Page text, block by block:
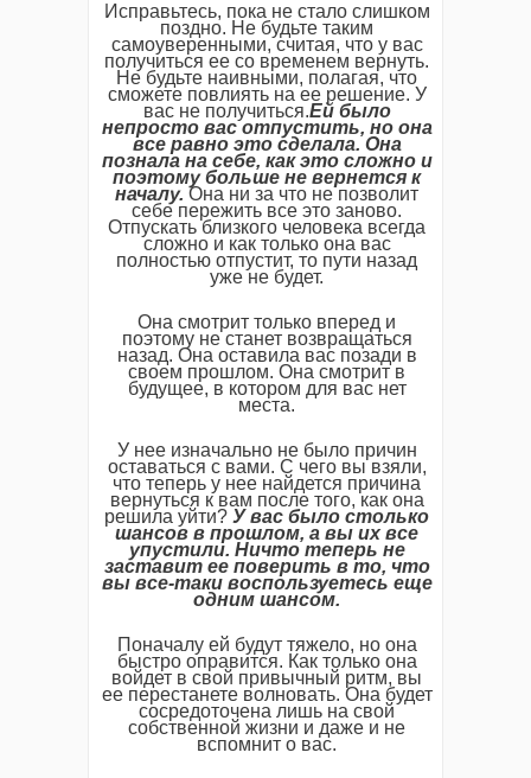
Исправьтесь, пока не стало слишком
поздно. Не будьте таким
самоуверенными, считая, что у вас
получиться ее со временем вернуть.
Не будьте наивными, полагая, что
сможете повлиять на ее решение. У
вас не получиться.Ей было
непросто вас отпустить, но она
все равно это сделала. Она
познала на себе, как это сложно и
поэтому больше не вернется к
началу. Она ни за что не позволит
себе пережить все это заново.
Отпускать близкого человека всегда
сложно и как только она вас
полностью отпустит, то пути назад
уже не будет.
Она смотрит только вперед и
поэтому не станет возвращаться
назад. Она оставила вас позади в
своем прошлом. Она смотрит в
будущее, в котором для вас нет
места.
У нее изначально не было причин
оставаться с вами. С чего вы взяли,
что теперь у нее найдется причина
вернуться к вам после того, как она
решила уйти? У вас было столько
шансов в прошлом, а вы их все
упустили. Ничто теперь не
заставит ее поверить в то, что
вы все-таки воспользуетесь еще
одним шансом.
Поначалу ей будут тяжело, но она
быстро оправится. Как только она
войдет в свой привычный ритм, вы
ее перестанете волновать. Она будет
сосредоточена лишь на свой
собственной жизни и даже и не
вспомнит о вас.